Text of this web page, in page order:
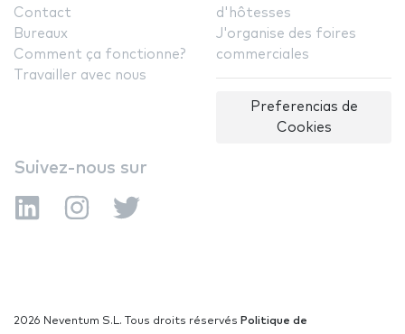
Contact
Bureaux
Comment ça fonctionne?
Travailler avec nous
d'hôtesses
J'organise des foires
commerciales
Preferencias de
Cookies
Suivez-nous sur
2026 Neventum S.L. Tous droits réservés Politique de